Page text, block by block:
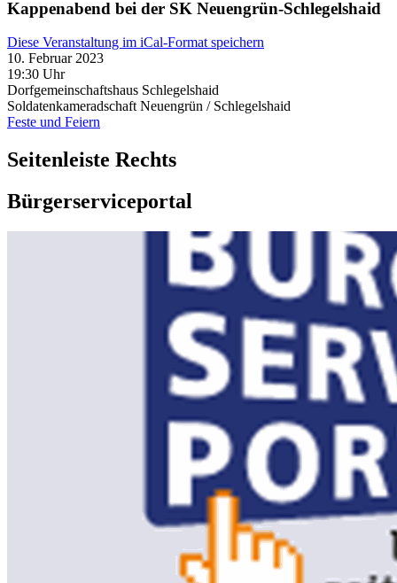
Kappenabend bei der SK Neuengrün-Schlegelshaid
Diese Veranstaltung im iCal-Format speichern
10. Februar 2023
19:30 Uhr
Dorfgemeinschaftshaus Schlegelshaid
Soldatenkameradschaft Neuengrün / Schlegelshaid
Feste und Feiern
Seitenleiste Rechts
Bürgerserviceportal